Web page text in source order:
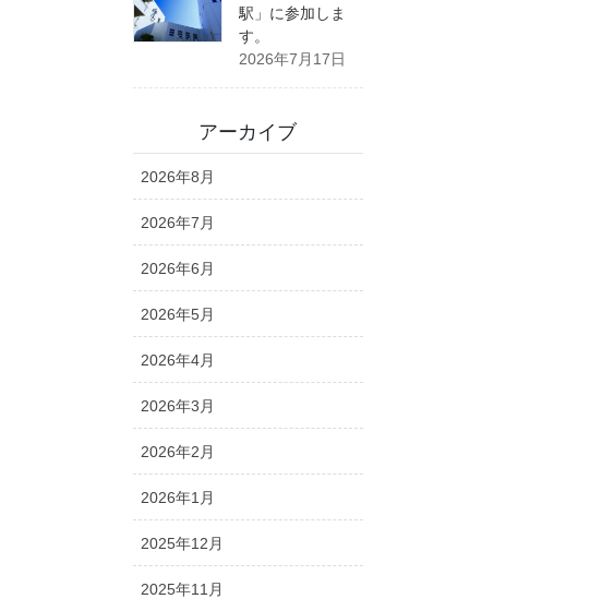
駅」に参加しま
す。
2026年7月17日
アーカイブ
2026年8月
2026年7月
2026年6月
2026年5月
2026年4月
2026年3月
2026年2月
2026年1月
2025年12月
2025年11月